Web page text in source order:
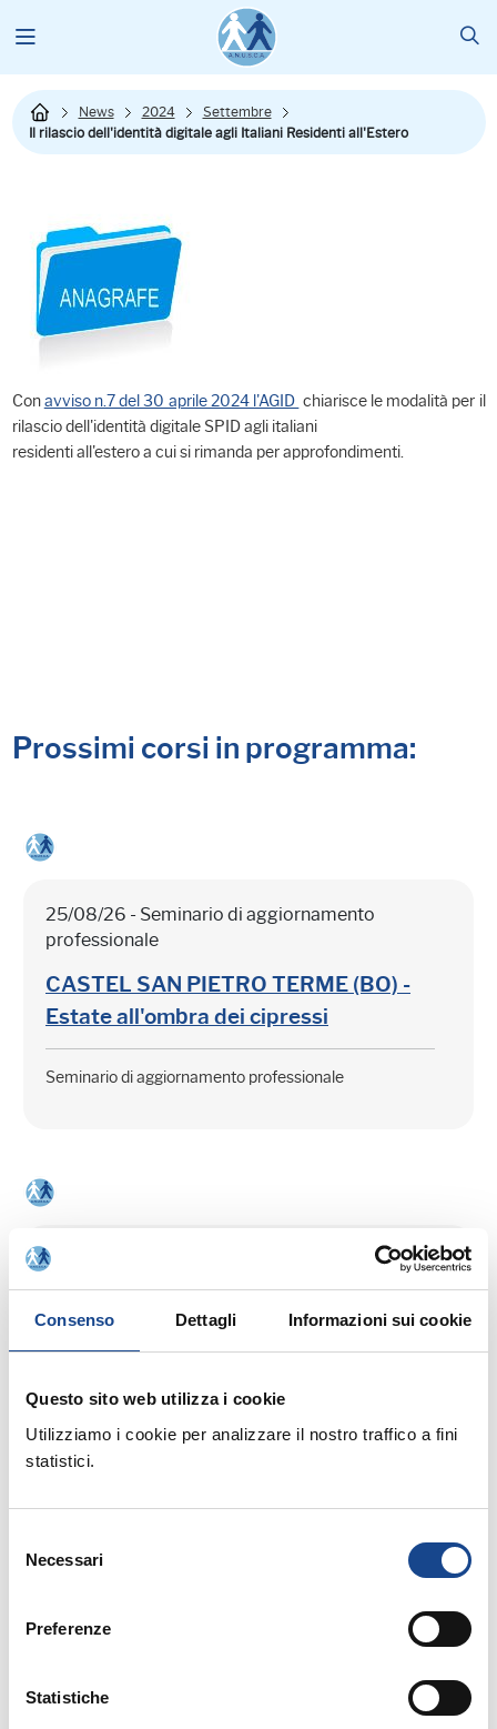
Consenso Dettagli Informazioni sui cookie
Questo sito web utilizza i cookie
Utilizziamo i cookie per analizzare il nostro traffico a fini
statistici.
delNecessari
Preferenze
Statistiche
News 2024
Settembre
Il rilascio dell'identità digitale agli Italiani Residenti all'Estero
Conavviso n.7 del 30 aprile 2024 l'AGID chiarisce le modalità per il
rilascio dell'identità digitale SPID agli italiani
residenti all'estero a cui si rimanda per approfondimenti.
Prossimi corsi in programma:
25/08/26 - Seminario di aggiornamento
professionale
CASTEL SAN PIETRO TERME (BO) -
Estate all'ombra dei cipressi
Seminario di aggiornamento professionale
03/09/26 - Seminario di aggiornamento
professionale
CASTEL SAN PIETRO TERME (BO) -
La cittadinanza italiana dopo la legge
74/2025
Seminario di aggiornamento professionale
14/09/26 - Corso riservato agli operatori del
TORRE DEL GRECO - Separazione e